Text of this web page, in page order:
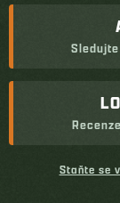
Staňte se